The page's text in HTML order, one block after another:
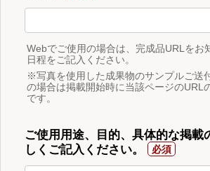
Webでご使用の場合は、完成品URLをお
日程をご記入ください。
※写真を使用した成果物のサンプルご送
の場合は掲載開始時に当該ページのURL
です。
ご使用用途、目的、具体的な掲載
しくご記入ください。